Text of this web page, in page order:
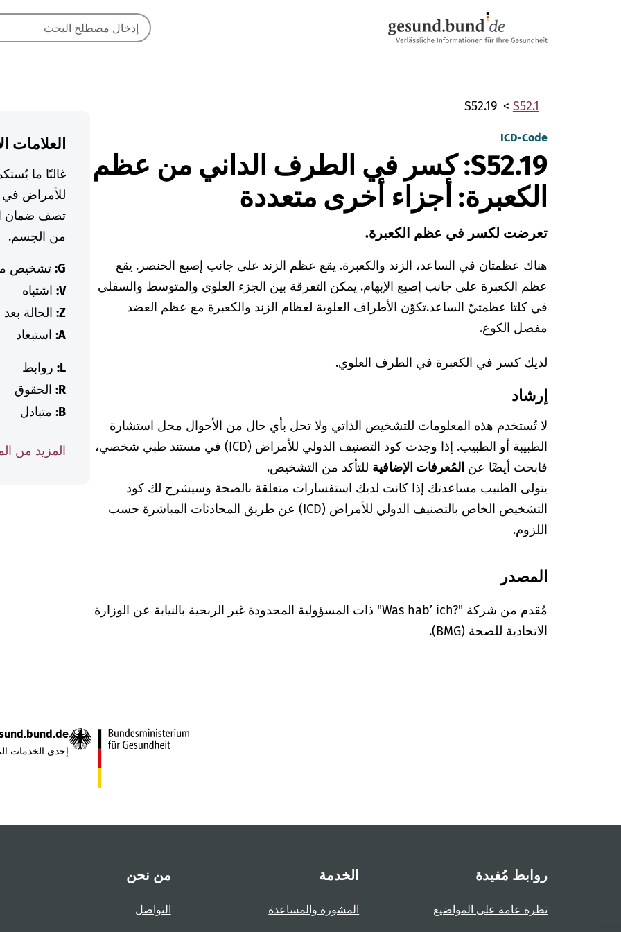
S52.1
S52.19
ICD-Code
S52.19: كسر في الطرف الداني من عظم
الكعبرة: أجزاء أخرى متعددة
تعرضت لكسر في عظم الكعبرة.
هناك عظمتان في الساعد، الزند والكعبرة. يقع عظم الزند على جانب إصبع الخنصر. يقع
عظم الكعبرة على جانب إصبع الإبهام. يمكن التفرقة بين الجزء العلوي والمتوسط والسفلي
في كلتا عظمتيّ الساعد.تكوّن الأطراف العلوية لعظام الزند والكعبرة مع عظم العضد
مفصل الكوع.
لديك كسر في الكعبرة في الطرف العلوي.
إرشاد
لا تُستخدم هذه المعلومات للتشخيص الذاتي ولا تحل بأي حال من الأحوال محل استشارة
الطبيبة أو الطبيب. إذا وجدت كود التصنيف الدولي للأمراض (ICD) في مستند طبي شخصي،
فابحث أيضًا عن المُعرفات الإضافية للتأكد من التشخيص.
يتولى الطبيب مساعدتك إذا كانت لديك استفسارات متعلقة بالصحة وسيشرح لك كود
التشخيص الخاص بالتصنيف الدولي للأمراض (ICD) عن طريق المحادثات المباشرة حسب
اللزوم.
المصدر
مُقدم من شركة "Was hab’ ich?‎" ذات المسؤولية المحدودة غير الربحية بالنيابة عن الوزارة
الاتحادية للصحة (BMG).
العلامات
غالبًا ما
للأمراض في
تصف ضمان
من الجسم.
G: تشخيص
V: اشتباه
Z: الحالة بعد
A: استبعاد
L: روابط
R: الحقوق
B: متبادل
المزيد من
إحدى الخدمات
روابط مُفيدة
نظرة عامة على المواضيع
الخدمة
المشورة والمساعدة
من نحن
التواصل